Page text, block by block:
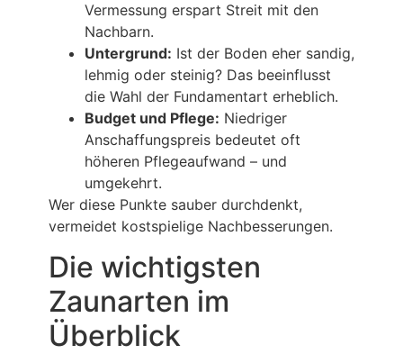
Vermessung erspart Streit mit den
Nachbarn.
Untergrund: Ist der Boden eher sandig,
lehmig oder steinig? Das beeinflusst
die Wahl der Fundamentart erheblich.
Budget und Pflege: Niedriger
Anschaffungspreis bedeutet oft
höheren Pflegeaufwand – und
umgekehrt.
Wer diese Punkte sauber durchdenkt,
vermeidet kostspielige Nachbesserungen.
Die wichtigsten
Zaunarten im
Überblick